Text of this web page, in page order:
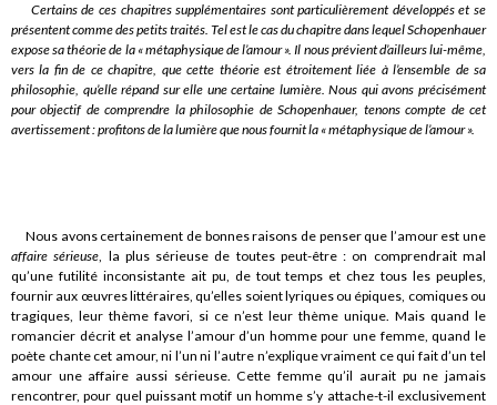
Certains de ces chapitres supplémentaires sont particulièrement développés et se
présentent comme des petits traités. Tel est le cas du chapitre dans lequel Schopenhauer
expose sa théorie de la « métaphysique de l’amour ». Il nous prévient d’ailleurs lui-même,
vers la fin de ce chapitre, que cette théorie est étroitement liée à l’ensemble de sa
philosophie, qu’elle répand sur elle une certaine lumière. Nous qui avons précisément
pour objectif de comprendre la philosophie de Schopenhauer, tenons compte de cet
avertissement : profitons de la lumière que nous fournit la « métaphysique de l’amour ».
Nous avons certainement de bonnes raisons de penser que l’amour est une
affaire sérieuse, la plus sérieuse de toutes peut-être : on comprendrait mal
qu’une futilité inconsistante ait pu, de tout temps et chez tous les peuples,
fournir aux œuvres littéraires, qu’elles soient lyriques ou épiques, comiques ou
tragiques, leur thème favori, si ce n’est leur thème unique. Mais quand le
romancier décrit et analyse l’amour d’un homme pour une femme, quand le
poète chante cet amour, ni l’un ni l’autre n’explique vraiment ce qui fait d’un tel
amour une affaire aussi sérieuse. Cette femme qu’il aurait pu ne jamais
rencontrer, pour quel puissant motif un homme s’y attache-t-il exclusivement